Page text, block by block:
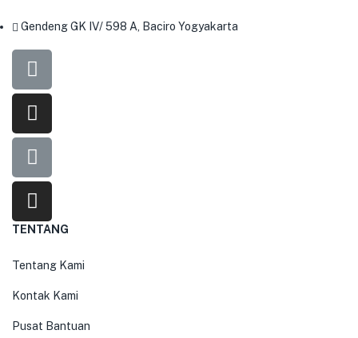
Gendeng GK IV/ 598 A, Baciro Yogyakarta
TENTANG
Tentang Kami
Kontak Kami
Pusat Bantuan